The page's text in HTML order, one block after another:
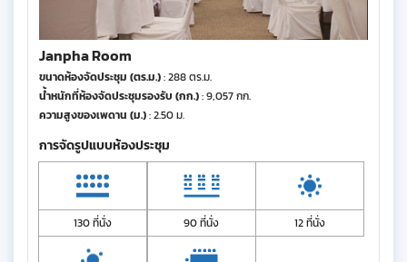
Janpha Room
ขนาดห้องจัดประชุม (ตร.ม.): 288 ตร.ม.
น้ำหนักที่ห้องจัดประชุมรองรับ (กก.): 9,057 กก.
ความสูงของเพดาน (ม.): 2.50 ม.
การจัดรูปแบบห้องประชุม
130 ที่นั่ง 90 ที่นั่ง 12 ที่นั่ง